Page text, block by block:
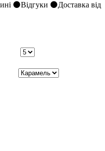
⚫Відгуки ⚫Доставка від